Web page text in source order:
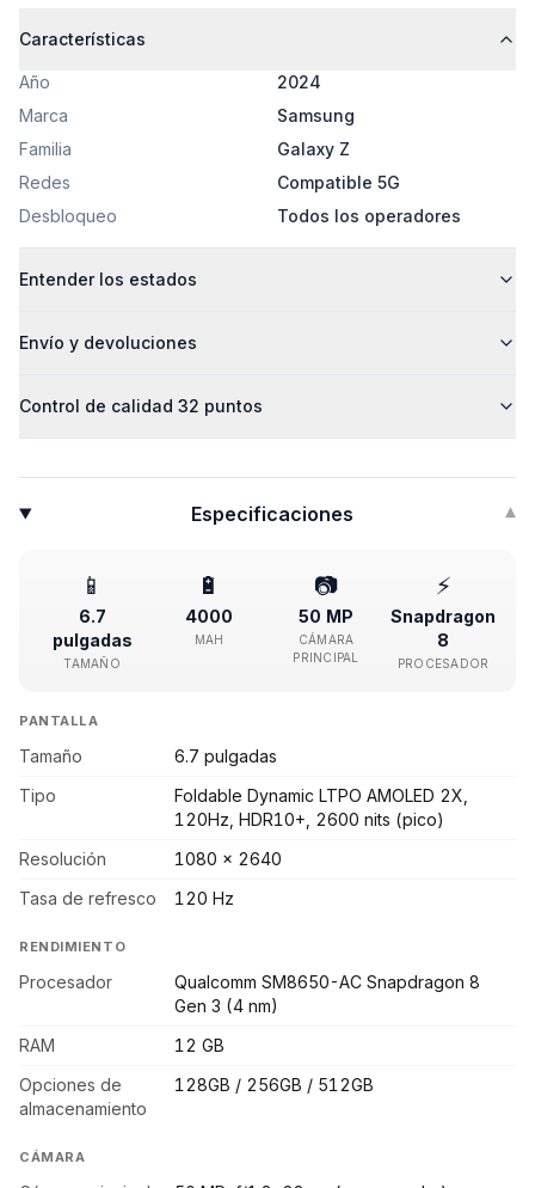
Características
Año
2024
Marca
Samsung
Familia
Galaxy Z
Redes
Compatible 5G
Desbloqueo
Todos los operadores
Entender los estados
Envío y devoluciones
Control de calidad 32 puntos
Especificaciones ▾
📱
6.7
pulgadas
TAMAÑO
🔋
4000
MAH
📷
50 MP
CÁMARA
PRINCIPAL
⚡
Snapdragon
8
PROCESADOR
PANTALLA
Tamaño
6.7 pulgadas
Tipo
Foldable Dynamic LTPO AMOLED 2X,
120Hz, HDR10+, 2600 nits (pico)
Resolución
1080 x 2640
Tasa de refresco
120 Hz
RENDIMIENTO
Procesador
Qualcomm SM8650-AC Snapdragon 8
Gen 3 (4 nm)
RAM
12 GB
Opciones de
almacenamiento
128GB / 256GB / 512GB
CÁMARA